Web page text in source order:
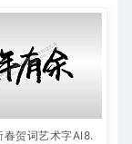
春贺词艺术字AI8.